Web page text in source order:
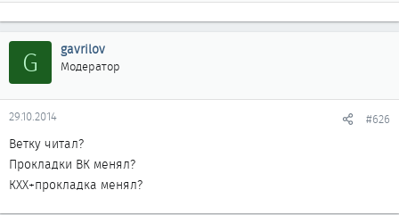
G gavrilov
Модератор
29.10.2014 #626
Ветку читал?
Прокладки ВК менял?
КХХ+прокладка менял?